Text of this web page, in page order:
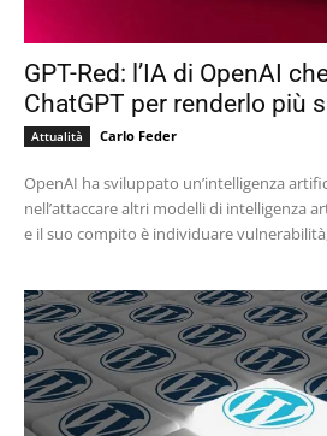
GPT-Red: l’IA di OpenAI
ChatGPT per renderlo più
Attualità Carlo Feder
OpenAI ha sviluppato un’intelligenza
nell’attaccare altri modelli di intelligenza
e il suo compito è individuare